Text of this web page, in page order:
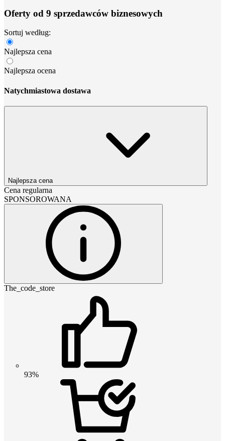
Oferty od 9 sprzedawców biznesowych
Sortuj według:
Najlepsza cena
Najlepsza ocena
Natychmiastowa dostawa
Najlepsza cena
Cena regularna
SPONSOROWANA
The_code_store
93%